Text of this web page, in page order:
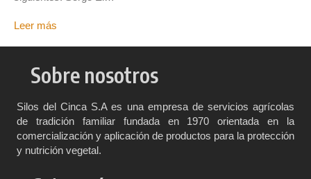
Leer más
Sobre nosotros
Silos del Cinca S.A es una empresa de servicios agrícolas
de tradición familiar fundada en 1970 orientada en la
comercialización y aplicación de productos para la protección
y nutrición vegetal.